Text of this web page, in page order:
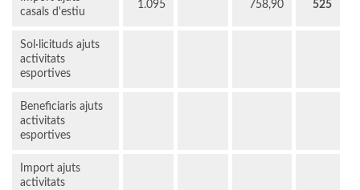
casals d'estiu
1.095 758,90 525
Sol·licituds ajuts
activitats
esportives
Beneficiaris ajuts
activitats
esportives
Import ajuts
activitats